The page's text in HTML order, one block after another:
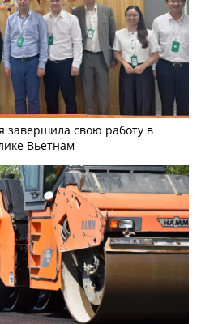
завершила свою работу в
Вьетнам